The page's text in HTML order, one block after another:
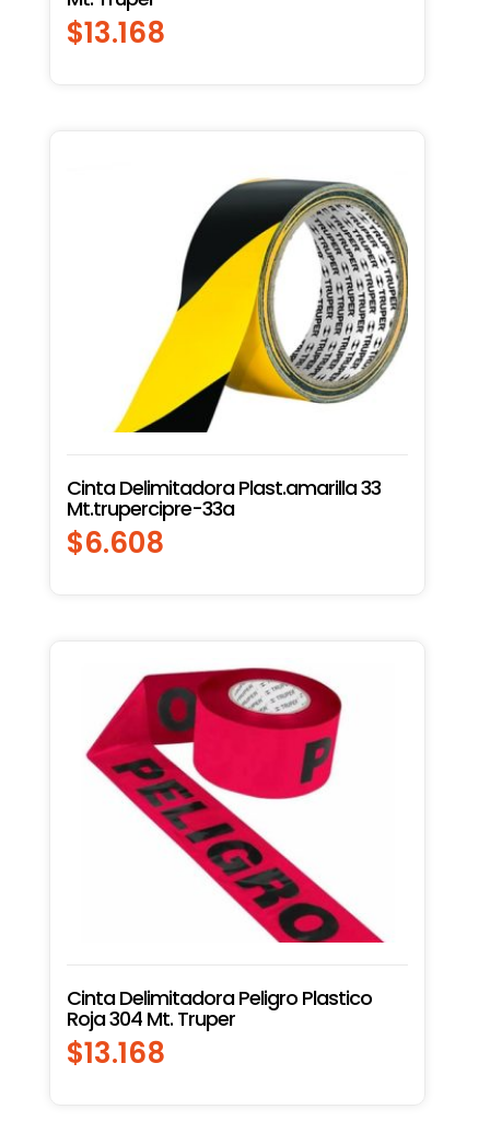
$13.168
Cinta Delimitadora Plast.amarilla 33
Mt.trupercipre-33a
$6.608
Cinta Delimitadora Peligro Plastico
Roja 304 Mt. Truper
$13.168